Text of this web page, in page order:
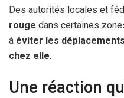
Des autorités locales et
rouge dans certaines
à éviter les
chez elle.
Une réaction